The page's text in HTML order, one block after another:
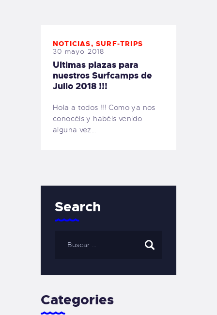
NOTICIAS,SURF-TRIPS
30 mayo 2018
Ultimas plazas para
nuestros Surfcamps de
Julio 2018 !!!
Hola a todos !!! Como ya nos
conocéis y habéis venido
alguna vez…
Search
Categories